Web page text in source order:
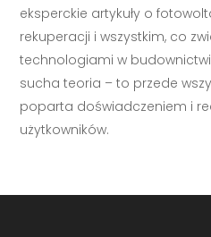
eksperckie artykuły o
rekuperacji i wszystkim, co
technologiami w
sucha teoria – to przede
poparta doświadczeniem i
użytkowników.